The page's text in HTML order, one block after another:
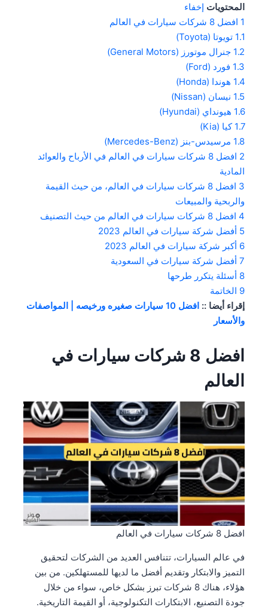
المحتويات إخفاء
1 افضل 8 شركات سيارات في العالم
1.1 تويوتا (Toyota)
1.2 جنرال موتورز (General Motors)
1.3 فورد (Ford)
1.4 هوندا (Honda)
1.5 نيسان (Nissan)
1.6 هيونداي (Hyundai)
1.7 كيا (Kia)
1.8 مرسيدس-بنز (Mercedes-Benz)
2
افضل 8 شركات سيارات في العالم في الأرباح والعوائد
المادية
3
افضل 8 شركات سيارات في العالم، من حيث القيمة
والربحية والمبيعات
4 افضل 8 شركات سيارات في العالم من حيث التصنيف
5 أفضل شركة سيارات في العالم 2023
6 أكبر شركة سيارات في العالم 2023
7 أفضل شركة سيارات في السعودية
8 أسئلة يتكرر طرحها
9 الخاتمة
إقراء أيضا ::
افضل 10 سيارات صغيره ورخيصه | المواصفات
والأسعار
افضل 8 شركات سيارات في
العالم
افضل 8 شركات سيارات في العالم
في عالم السيارات، تتنافس العديد من الشركات لتحقيق
التميز والابتكار وتقديم أفضل ما لديها للمستهلكين. من بين
هؤلاء، هناك 8 شركات تبرز بشكل خاص، سواء من خلال
جودة التصنيع، الابتكارات التكنولوجية، أو القيمة التاريخية.